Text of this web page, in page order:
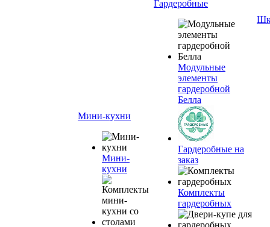
Мини-кухни
Мини-
кухни
Гардеробные
Модульные
элементы
гардеробной
Белла
Гардеробные на
заказ
Комплекты
гардеробных